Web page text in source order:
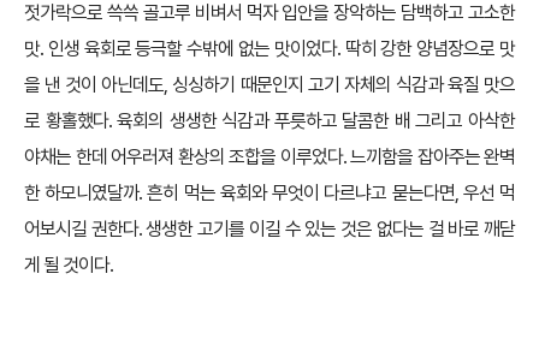
젓가락으로 쓱쓱 골고루 비벼서 먹자 입안을 장악하는 담백하고 고소한
맛. 인생 육회로 등극할 수밖에 없는 맛이었다. 딱히 강한 양념장으로 맛
을 낸 것이 아닌데도, 싱싱하기 때문인지 고기 자체의 식감과 육질 맛으
로 황홀했다. 육회의 생생한 식감과 푸릇하고 달콤한 배 그리고 아삭한
야채는 한데 어우러져 환상의 조합을 이루었다. 느끼함을 잡아주는 완벽
한 하모니였달까. 흔히 먹는 육회와 무엇이 다르냐고 묻는다면, 우선 먹
어보시길 권한다. 생생한 고기를 이길 수 있는 것은 없다는 걸 바로 깨닫
게 될 것이다.